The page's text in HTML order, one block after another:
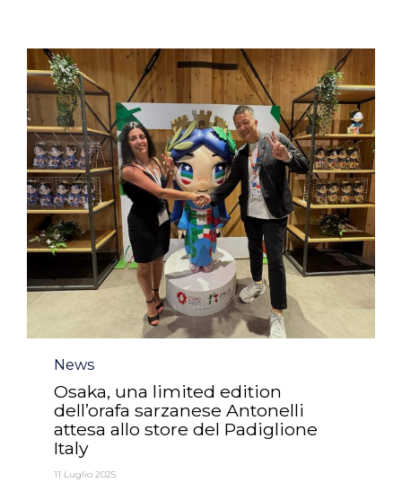
Category
News
Osaka, una limited edition
dell’orafa sarzanese Antonelli
attesa allo store del Padiglione
Italy
11 Luglio 2025